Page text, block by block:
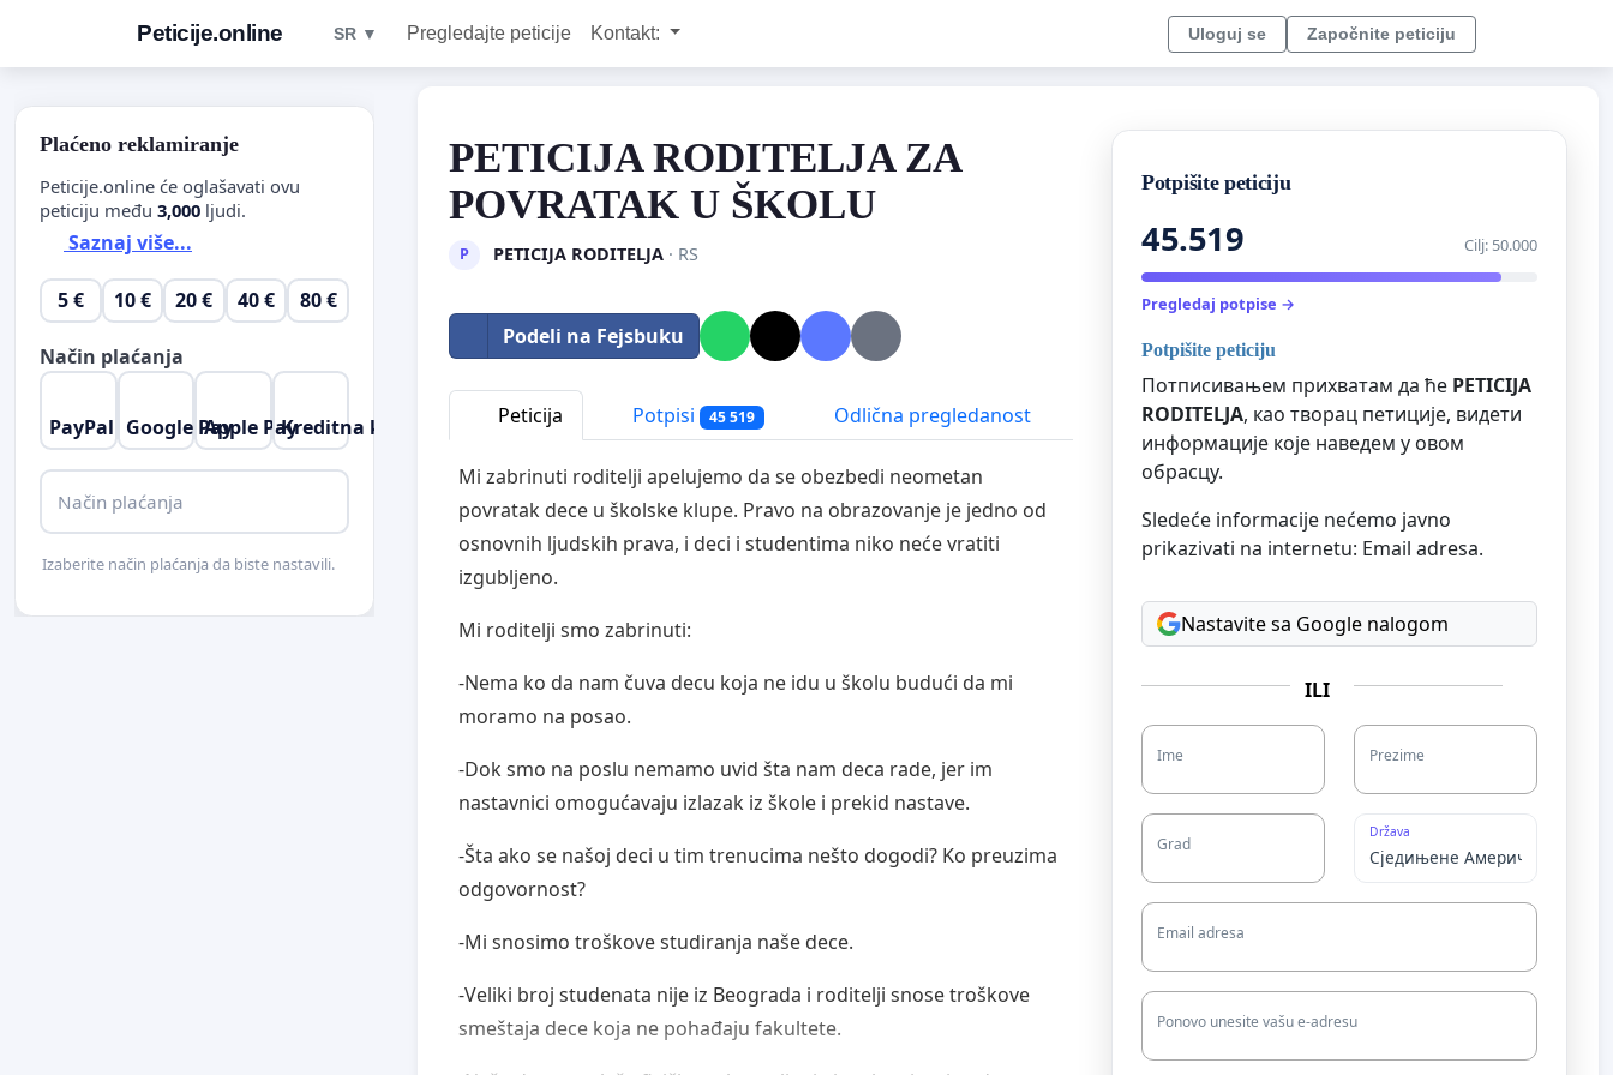
Peticije.online SR ▼ Pregledajte peticije Kontakt: Uloguj se Započnite peticiju
PETICIJA RODITELJA ZA
POVRATAK U ŠKOLU
P PETICIJA RODITELJA· RS
Podeli na Fejsbuku
Peticija Potpisi 45 519 Odlična pregledanost
Mi zabrinuti roditelji apelujemo da se obezbedi neometan
povratak dece u školske klupe. Pravo na obrazovanje je jedno od
osnovnih ljudskih prava, i deci i studentima niko neće vratiti
izgubljeno.
Mi roditelji smo zabrinuti:
-Nema ko da nam čuva decu koja ne idu u školu budući da mi
moramo na posao.
-Dok smo na poslu nemamo uvid šta nam deca rade, jer im
nastavnici omogućavaju izlazak iz škole i prekid nastave.
-Šta ako se našoj deci u tim trenucima nešto dogodi? Ko preuzima
odgovornost?
-Mi snosimo troškove studiranja naše dece.
-Veliki broj studenata nije iz Beograda i roditelji snose troškove
smeštaja dece koja ne pohađaju fakultete.
Potpišite peticiju
45.519 Cilj: 50.000
Pregledaj potpise →
Potpišite peticiju
Потписивањем прихватам да ће PETICIJA
RODITELJA, као творац петиције, видети
информације које наведем у овом
обрасцу.
Sledeće informacije nećemo javno
prikazivati na internetu: Email adresa.
Nastavite sa Google nalogom
ILI
Ime Prezime
Grad
Država
Email adresa
Ponovo unesite vašu e-adresu
Plaćeno reklamiranje
Peticije.online će oglašavati ovu
peticiju među 3,000 ljudi.
Saznaj više...
5 € 10 € 20 € 40 € 80 €
Način plaćanja
PayPal Google PayApple PayKreditna kartica
Način plaćanja
Izaberite način plaćanja da biste nastavili.